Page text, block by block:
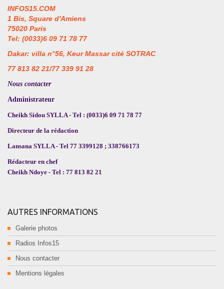
INFOS15.COM
1 Bis, Square d'Amiens
75020 Paris
Tel: (0033)6 09 71 78 77
Dakar: villa n°56, Keur Massar cité SOTRAC
77 813 82 21/77 339 91 28
Nous contacter
Administrateur
Cheikh Sidou SYLLA - Tel : (0033)6 09 71 78 77
Directeur de la rédaction
Lansana SYLLA - Tel 77 3399128 ; 338766173
Rédacteur en chef
Cheikh Ndoye - Tel : 77 813 82 21
AUTRES INFORMATIONS
Galerie photos
Radios Infos15
Nous contacter
Mentions légales